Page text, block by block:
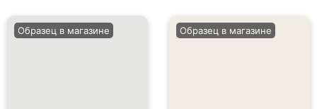
Образец в магазине Образец в магазине